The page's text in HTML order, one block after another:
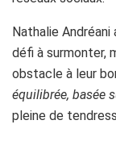
Nathalie
défi à surmonter,
obstacle à leur
équilibrée, basée
pleine de